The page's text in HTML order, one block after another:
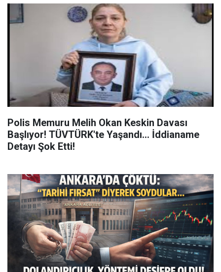
Polis Memuru Melih Okan Keskin Davası
Başlıyor! TÜVTÜRK'te Yaşandı... İddianame
Detayı Şok Etti!